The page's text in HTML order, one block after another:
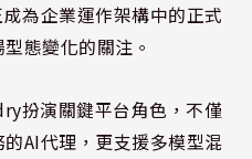
為企業運作架構中的正式
態變化的關注。
扮演關鍵平台角色，不僅
AI代理，更支援多模型混